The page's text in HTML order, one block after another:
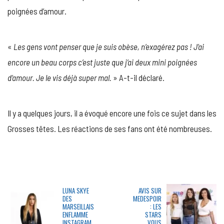
poignées d’amour.
« Les gens vont penser que je suis obèse, n’exagérez pas ! J’ai
encore un beau corps c’est juste que j’ai deux mini poignées
d’amour. Je le vis déjà super mal. » A-t-il déclaré.
Il y a quelques jours, il a évoqué encore une fois ce sujet dans les
Grosses têtes. Les réactions de ses fans ont été nombreuses.
LUNA SKYE
DES
MARSEILLAIS
ENFLAMME
AVIS SUR
MEDESPOIR
: LES
STARS